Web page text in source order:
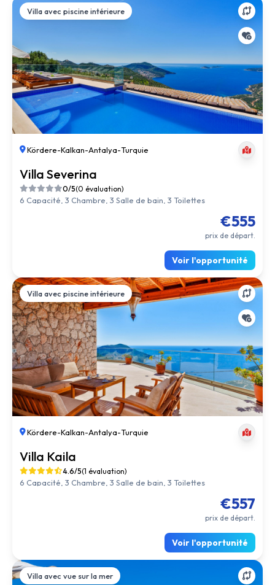
Villa avec piscine intérieure
Kördere-Kalkan-Antalya-Turquie
Villa Severina
0/5(0 évaluation)
6 Capacité, 3 Chambre, 3 Salle de bain, 3 Toilettes
€555
prix de départ.
Voir l'opportunité
Villa avec piscine intérieure
Kördere-Kalkan-Antalya-Turquie
Villa Kaila
4.6/5(1 évaluation)
6 Capacité, 3 Chambre, 3 Salle de bain, 3 Toilettes
€557
prix de départ.
Voir l'opportunité
Villa avec vue sur la mer